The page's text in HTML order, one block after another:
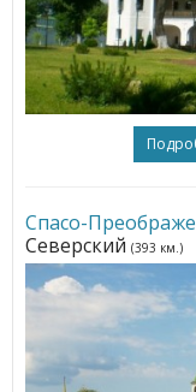
Спасо-
Северский (393 км.)